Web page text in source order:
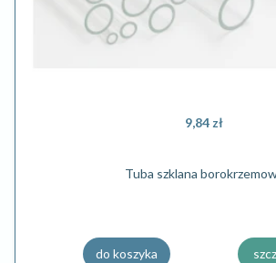
9,84 zł
Tuba szklana
do koszyka